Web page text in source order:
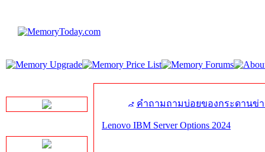
คำถามถามบ่อยของกระดานข่
Lenovo IBM Server Options 2024